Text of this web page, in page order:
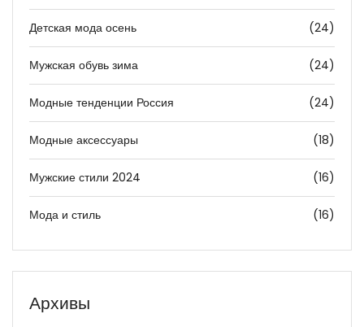
Детская мода осень (24)
Мужская обувь зима (24)
Модные тенденции Россия (24)
Модные аксессуары (18)
Мужские стили 2024 (16)
Мода и стиль (16)
Архивы